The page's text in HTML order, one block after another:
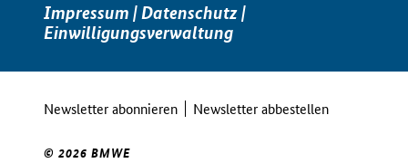
Impressum |Datenschutz|
Einwilligungsverwaltung
Newsletter abonnieren Newsletter abbestellen
© 2026 BMWE